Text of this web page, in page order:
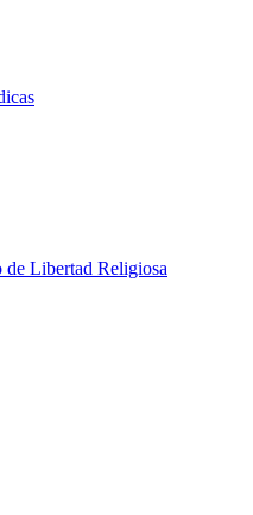
Libertad Religiosa